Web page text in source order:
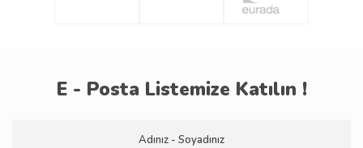
E - Posta Listemize Katılın !